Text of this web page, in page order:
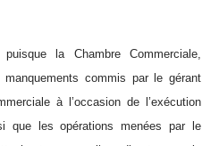
la Chambre Commerciale,
commis par le gérant
à l’occasion de l’exécution
que les opérations menées par le